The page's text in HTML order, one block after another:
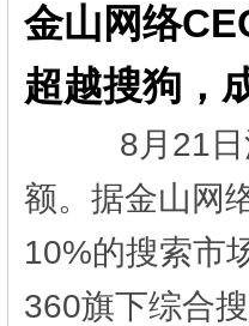
金山网络
超越搜狗，
8月21日消
额。据金山网
10%的搜索
360旗下综合